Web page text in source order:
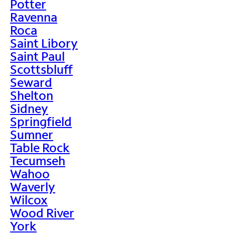
Potter
Ravenna
Roca
Saint Libory
Saint Paul
Scottsbluff
Seward
Shelton
Sidney
Springfield
Sumner
Table Rock
Tecumseh
Wahoo
Waverly
Wilcox
Wood River
York